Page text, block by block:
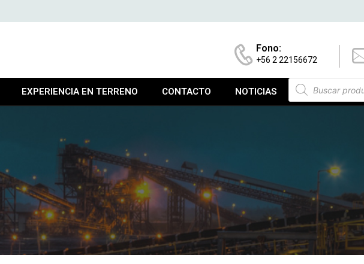
Fono:
+56 2 22156672
EXPERIENCIA EN TERRENO CONTACTO NOTICIAS